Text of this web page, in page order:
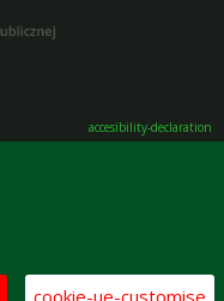
accesibility-declaration
cookie-ue-customise